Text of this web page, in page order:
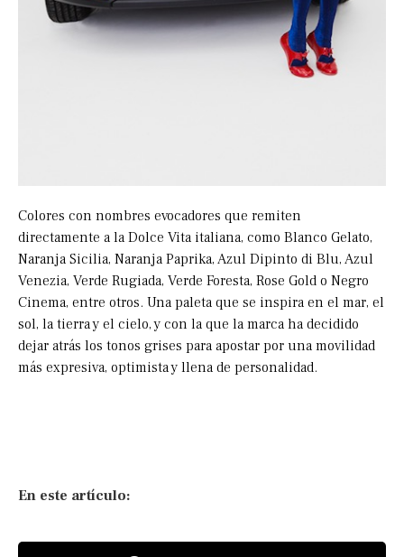
Colores con nombres evocadores que remiten
directamente a la Dolce Vita italiana, como Blanco Gelato,
Naranja Sicilia, Naranja Paprika, Azul Dipinto di Blu, Azul
Venezia, Verde Rugiada, Verde Foresta, Rose Gold o Negro
Cinema, entre otros. Una paleta que se inspira en el mar, el
sol, la tierra y el cielo, y con la que la marca ha decidido
dejar atrás los tonos grises para apostar por una movilidad
más expresiva, optimista y llena de personalidad.
En este artículo: